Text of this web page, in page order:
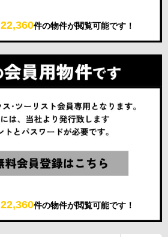
22,360件の物件が閲覧可能です！
22,360件の物件が閲覧可能です！